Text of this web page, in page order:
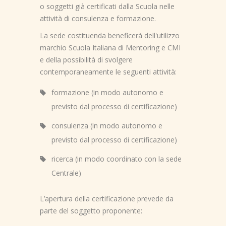
o soggetti già certificati dalla Scuola nelle
attività di consulenza e formazione.
La sede costituenda beneficerà dell'utilizzo
marchio Scuola Italiana di Mentoring e CMI
e della possibilità di svolgere
contemporaneamente le seguenti attività:
formazione (in modo autonomo e
previsto dal processo di certificazione)
consulenza (in modo autonomo e
previsto dal processo di certificazione)
ricerca (in modo coordinato con la sede
Centrale)
L’apertura della certificazione prevede da
parte del soggetto proponente: